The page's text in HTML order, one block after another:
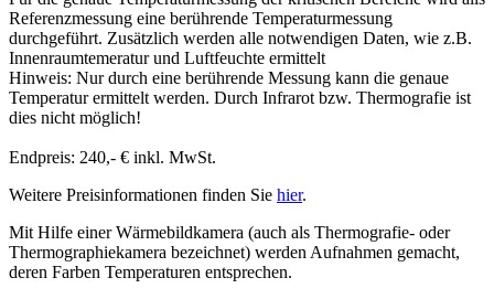
Referenzmessung eine berührende Temperaturmessung
durchgeführt. Zusätzlich werden alle notwendigen Daten, wie z.B.
Innenraumtemeratur und Luftfeuchte ermittelt
Hinweis: Nur durch eine berührende Messung kann die genaue
Temperatur ermittelt werden. Durch Infrarot bzw. Thermografie ist
dies nicht möglich!
Endpreis: 240,- € inkl. MwSt.
Weitere Preisinformationen finden Sie hier.
Mit Hilfe einer Wärmebildkamera (auch als Thermografie- oder
Thermographiekamera bezeichnet) werden Aufnahmen gemacht,
deren Farben Temperaturen entsprechen.